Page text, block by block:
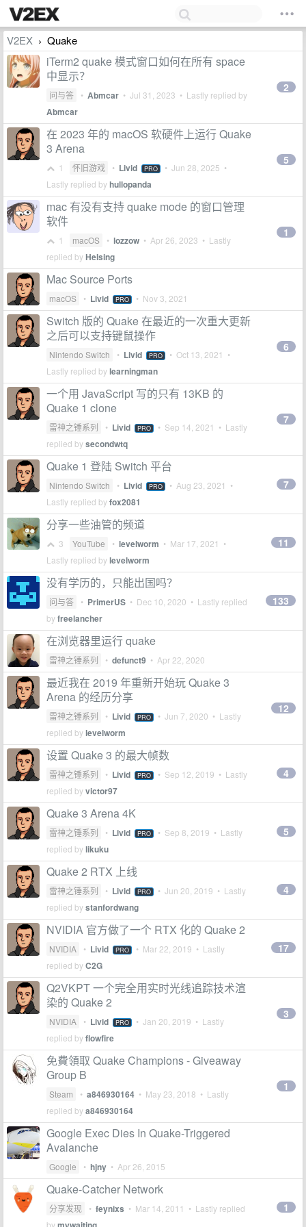
V2EX › Quake
iTerm2 quake 模式窗口如何在所有 space
中显示？
问与答 • Abmcar • Jul 31, 2023 • Lastly replied by
Abmcar
2
在 2023 年的 macOS 软硬件上运行 Quake
3 Arena
1 怀旧游戏 • Livid PRO • Jun 28, 2025 •
Lastly replied byhullopanda
5
mac 有没有支持 quake mode 的窗口管理
软件
1 macOS • lozzow • Apr 26, 2023 • Lastly
replied byHelsing
1
Mac Source Ports
macOS • Livid PRO • Nov 3, 2021
Switch 版的 Quake 在最近的一次重大更新
之后可以支持键鼠操作
Nintendo Switch • Livid PRO • Oct 13, 2021 •
Lastly replied bylearningman
6
一个用 JavaScript 写的只有 13KB 的
Quake 1 clone
雷神之锤系列 • Livid PRO • Sep 14, 2021 • Lastly
replied bysecondwtq
7
Quake 1 登陆 Switch 平台
Nintendo Switch • Livid PRO • Aug 23, 2021 •
Lastly replied byfox2081
7
分享一些油管的频道
3 YouTube • levelworm • Mar 17, 2021 •
Lastly replied bylevelworm
11
没有学历的，只能出国吗？
问与答 • PrimerUS • Dec 10, 2020 • Lastly replied
byfreelancher
133
在浏览器里运行 quake
雷神之锤系列 • defunct9 • Apr 22, 2020
最近我在 2019 年重新开始玩 Quake 3
Arena 的经历分享
雷神之锤系列 • Livid PRO • Jun 7, 2020 • Lastly
replied bylevelworm
12
设置 Quake 3 的最大帧数
雷神之锤系列 • Livid PRO • Sep 12, 2019 • Lastly
replied byvictor97
4
Quake 3 Arena 4K
雷神之锤系列 • Livid PRO • Sep 8, 2019 • Lastly
replied bylikuku
5
Quake 2 RTX 上线
雷神之锤系列 • Livid PRO • Jun 20, 2019 • Lastly
replied bystanfordwang
4
NVIDIA 官方做了一个 RTX 化的 Quake 2
NVIDIA • Livid PRO • Mar 22, 2019 • Lastly
replied byC2G
17
Q2VKPT 一个完全用实时光线追踪技术渲
染的 Quake 2
NVIDIA • Livid PRO • Jan 20, 2019 • Lastly
replied byflowfire
3
免費領取 Quake Champions - Giveaway
Group B
Steam • a846930164 • May 23, 2018 • Lastly
replied bya846930164
1
Google Exec Dies In Quake-Triggered
Avalanche
Google • hjny • Apr 26, 2015
Quake-Catcher Network
分享发现 • feynixs • Mar 14, 2011 • Lastly replied
by
1